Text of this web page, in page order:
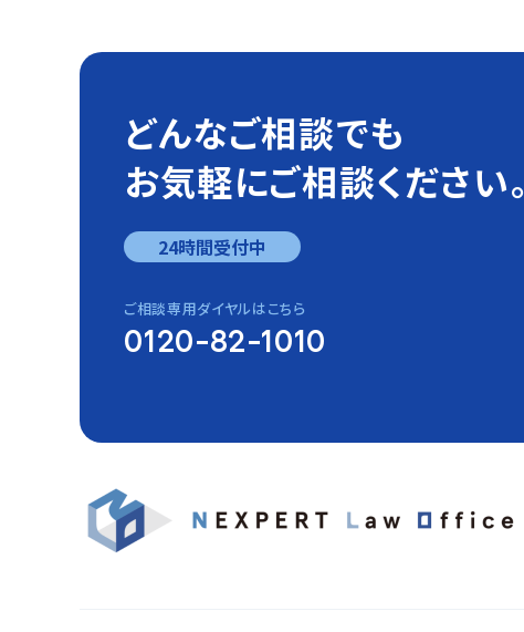
どんなご相談でも
お気軽にご相談ください。
24時間受付中
ご相談専用ダイヤルはこちら
0120-82-1010